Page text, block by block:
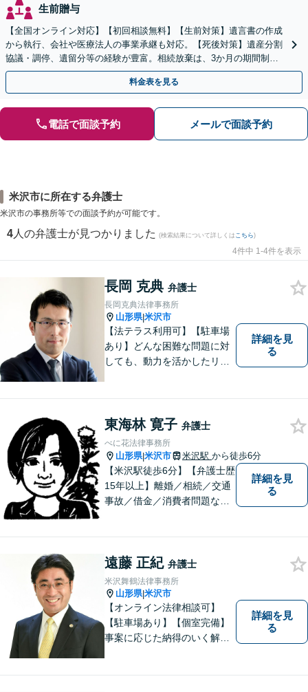
生前贈与
【全国オンライン対応】【初回相談無料】【生前対策】遺言書の作成
から執行、会社や医療法人の事業承継も対応。【死後対策】遺産分割
協議・調停、遺留分等の経験が豊富。相続放棄は、3か月の期間制限
があるため、お早めにご相談ください。【無料駐車場あり】
料金表を見る
電話で面談予約 メールで面談予約
米沢市に所在する弁護士
米沢市の事務所等での面談予約が可能です。
4 人の弁護士が見つかりました (検索結果について詳しくは こちら)
4件中 1-4件を表示
長岡 克典 弁護士
長岡克典法律事務所
山形県|米沢市
【法テラス利用可】【駐車場
あり】どんな困難な問題に対
しても、動力を活かしたリー
るよう努力することで早期解
決を目指します。 お気軽にご
相談ください。
詳細を見
る
東海林 寛子 弁護士
べに花法律事務所
山形県|米沢市 米沢駅 から徒歩6分
【米沢駅徒歩6分】【弁護士歴
15年以上】離婚／相続／交通
事故／借金／消費者問題な
詳細を見
る
遠藤 正紀 弁護士
米沢舞鶴法律事務所
山形県|米沢市
【オンライン法律相談可】
【駐車場あり】【個室完備】
事案に応じた納得のいく解決
詳細を見
る